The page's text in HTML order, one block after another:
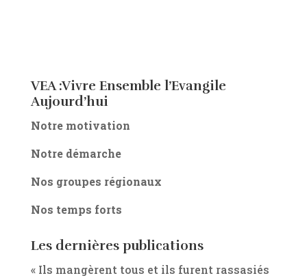
VEA :Vivre Ensemble l’Evangile
Aujourd’hui
Notre motivation
Notre démarche
Nos groupes régionaux
Nos temps forts
Les dernières publications
« Ils mangèrent tous et ils furent rassasiés